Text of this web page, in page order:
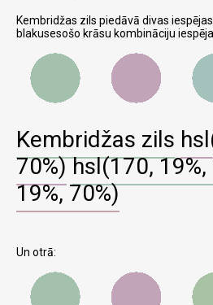
Kembridžas zils piedāvā divas
blakusesošo krāsu kombināciju
Kembridžas zils
70%) hsl(170, 19%,
19%, 70%)
Un otrā: